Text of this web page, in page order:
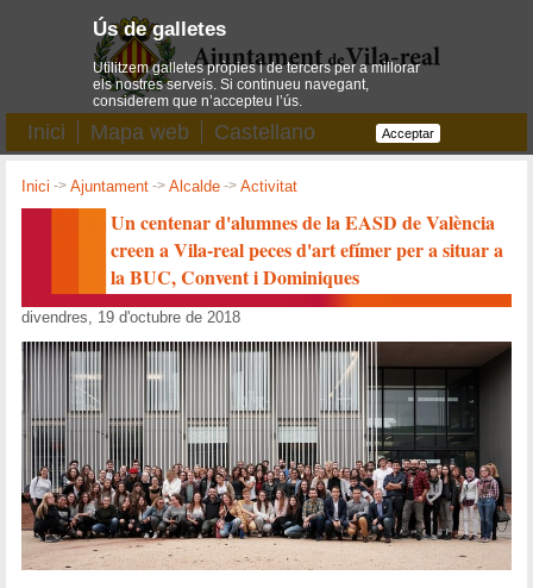
Inici Mapa web Castellano
Inici ->Ajuntament ->Alcalde ->Activitat
Un centenar d'alumnes de la EASD de València
creen a Vila-real peces d'art efímer per a situar a
la BUC, Convent i Dominiques
divendres, 19 d'octubre de 2018
Ús de galletes
Utilitzem galletes pròpies i de tercers per a millorar
els nostres serveis. Si continueu navegant,
considerem que n’accepteu l’ús.
Acceptar